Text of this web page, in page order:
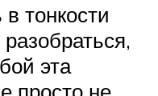
тонкости
эта